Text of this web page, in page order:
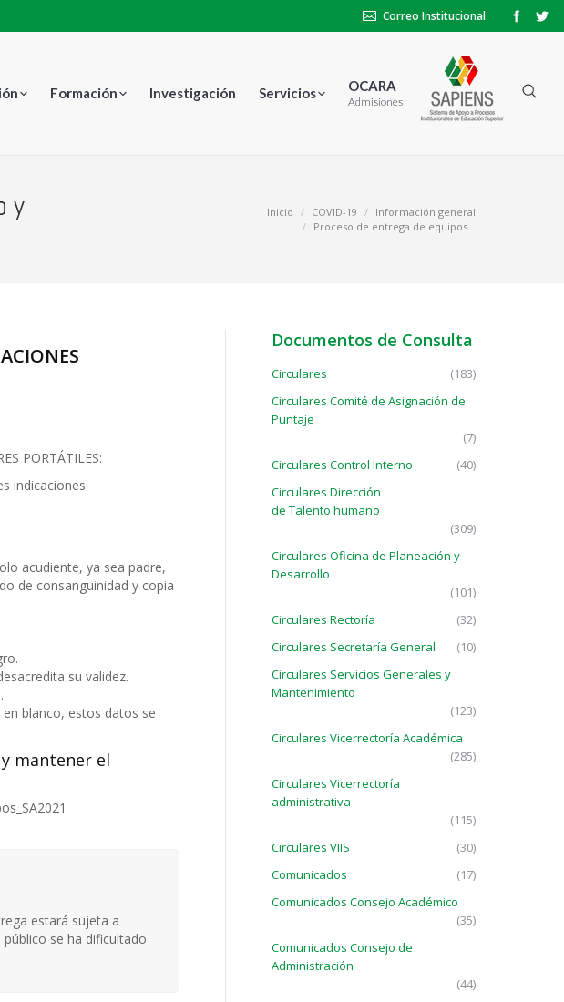
Correo Institucional
Formación Investigación Servicios OCARA
Admisiones
y Inicio COVID-19
Información general
Proceso de entrega de equipos…
PORTÁTILES:
indicaciones:
acudiente, ya sea padre,
de consanguinidad y copia
su validez.
blanco, estos datos se
mantener el
estará sujeta a
se ha dificultado
Documentos de Consulta
Circulares
(183)
Circulares Comité de Asignación de
Puntaje
(7)
Circulares Control Interno
(40)
Circulares Dirección
de Talento humano
(309)
Circulares Oficina de Planeación y
Desarrollo
(101)
Circulares Rectoría
(32)
Circulares Secretaría General
(10)
Circulares Servicios Generales y
Mantenimiento
(123)
Circulares Vicerrectoría Académica
(285)
Circulares Vicerrectoría
administrativa
(115)
Circulares VIIS
(30)
Comunicados
(17)
Comunicados Consejo Académico
(35)
Comunicados Consejo de
Administración
(44)